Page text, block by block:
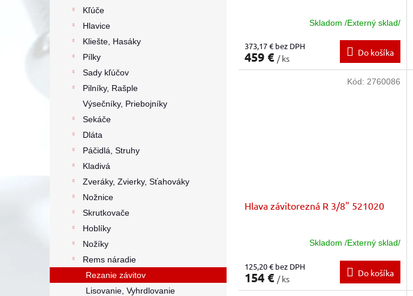
Kľúče
Hlavice
Kliešte, Hasáky
Pílky
Sady kľúčov
Pilníky, Rašple
Výsečníky, Priebojníky
Sekáče
Dláta
Páčidlá, Struhy
Kladivá
Zveráky, Zvierky, Sťahováky
Nožnice
Skrutkovače
Hoblíky
Nožíky
Rems náradie
Rezanie závitov
Lisovanie, Vyhrdlovanie
Skladom /Externý sklad/
373,17 € bez DPH
459 € / ks
Do košíka
Hlava závitorezná R 3/8" 521020
Skladom /Externý sklad/
125,20 € bez DPH
154 € / ks
Do košíka
Kód: 2760086